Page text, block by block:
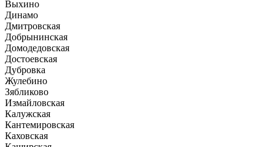
Выхино
Динамо
Дмитровская
Добрынинская
Домодедовская
Достоевская
Дубровка
Жулебино
Зябликово
Измайловская
Калужская
Кантемировская
Каховская